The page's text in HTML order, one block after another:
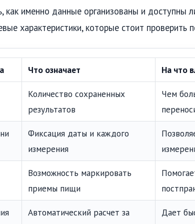
как именно данные организованы и доступны
характеристики, которые стоит проверить
Что означает На что
Количество сохраненных
результатов
Чем
Фиксация даты и каждого
измерения
Возможность маркировать
приемы пищи
Автоматический расчет за
Дает